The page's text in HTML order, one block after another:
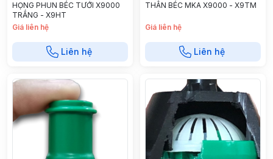
HỌNG PHUN BÉC TƯỚI X9000
TRẮNG - X9HT
Giá liên hệ
Liên hệ
THÂN BÉC MKA X9000 - X9TM
Giá liên hệ
Liên hệ